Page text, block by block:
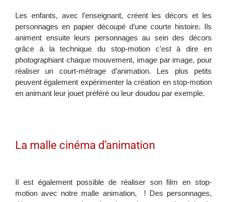
Les enfants, avec l’enseignant, créent les décors et les
personnages en papier découpé d’une courte histoire. Ils
animent ensuite leurs personnages au sein des décors
grâce à la technique du stop-motion c’est à dire en
photographiant chaque mouvement, image par image, pour
réaliser un court-métrage d’animation. Les plus petits
peuvent également expérimenter la création en stop-motion
en animant leur jouet préféré ou leur doudou par exemple.
La malle cinéma d’animation
Il est également possible de réaliser son film en stop-
motion avec notre malle animation, ! Des personnages,